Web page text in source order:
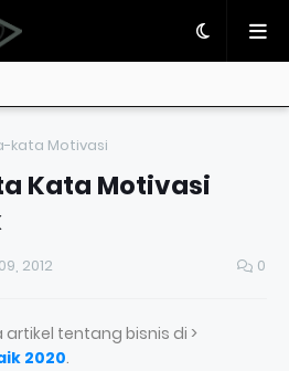
kata Motivasi
Kata Motivasi
2012 0
tentang bisnis di >
2020.